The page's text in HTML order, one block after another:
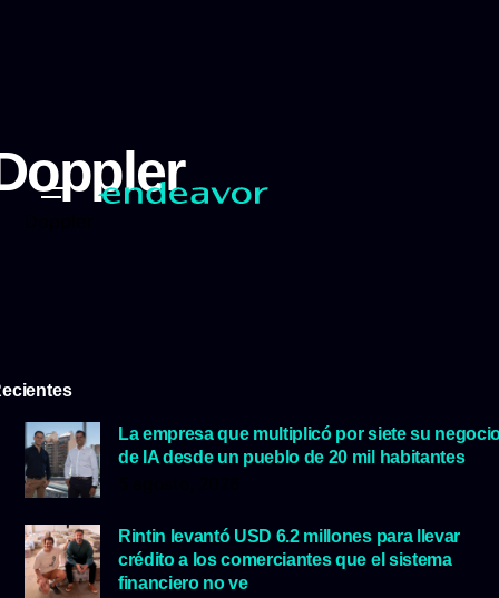
La empresa que multiplicó por siete su
de IA desde un pueblo de 20 mil habitantes
Rintin levantó USD 6.2 millones para llevar
crédito a los comerciantes que el sistema
financiero no ve